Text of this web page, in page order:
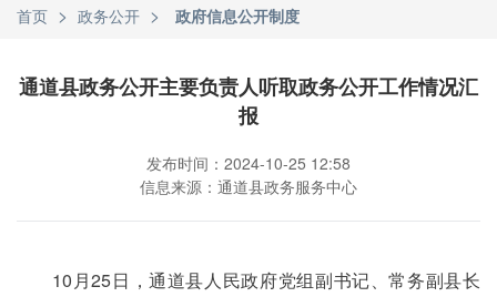
首页 > 政务公开 > 政府信息公开制度
通道县政务公开主要负责人听取政务公开工作情况汇
报
发布时间：2024-10-25 12:58
信息来源：通道县政务服务中心
10月25日，通道县人民政府党组副书记、常务副县长